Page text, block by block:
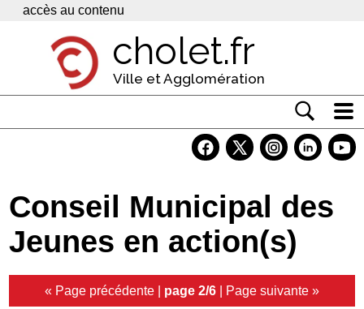
Panneau de gestion des cookies
accès au contenu
cholet.fr
Ville et Agglomération
Economie
Services
Contacts
Conseil Municipal des
Jeunes en action(s)
« Page précédente | page 2/6 | Page suivante »